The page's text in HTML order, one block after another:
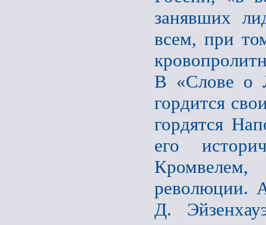
занявших
всем, при
В «Слове о
гордится
гордятся
его
революции.
Д.